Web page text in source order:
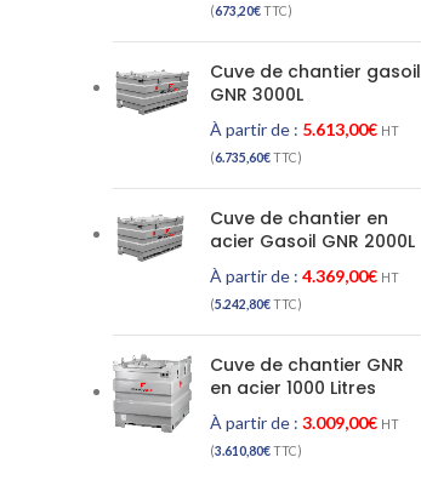
(673,20€TTC)
Cuve de chantier gasoil
GNR 3000L
À partir de : 5.613,00€ HT
(6.735,60€TTC)
Cuve de chantier en
acier Gasoil GNR 2000L
À partir de : 4.369,00€ HT
(5.242,80€TTC)
Cuve de chantier GNR
en acier 1000 Litres
À partir de : 3.009,00€ HT
(3.610,80€TTC)